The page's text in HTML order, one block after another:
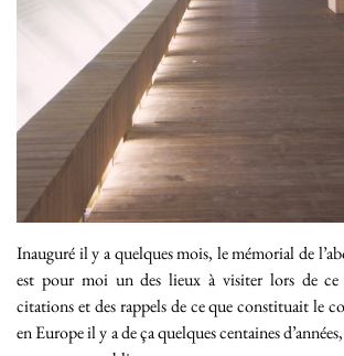
Inauguré il y a quelques mois, le mémorial de
est pour moi un des lieux à visiter lors de ce
citations et des rappels de ce que constituait le
en Europe il y a de ça quelques centaines